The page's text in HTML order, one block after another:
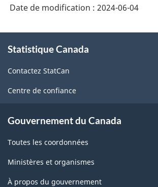
Date de modification : 2024-06-04
propos
ce
site
Statistique Canada
Contactez StatCan
Centre de confiance
Gouvernement du Canada
Toutes les coordonnées
Ministères et organismes
À propos du gouvernement